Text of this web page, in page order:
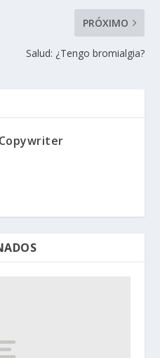
PRÓXIMO
Salud: ¿Tengo fibromialgia?
Copywriter